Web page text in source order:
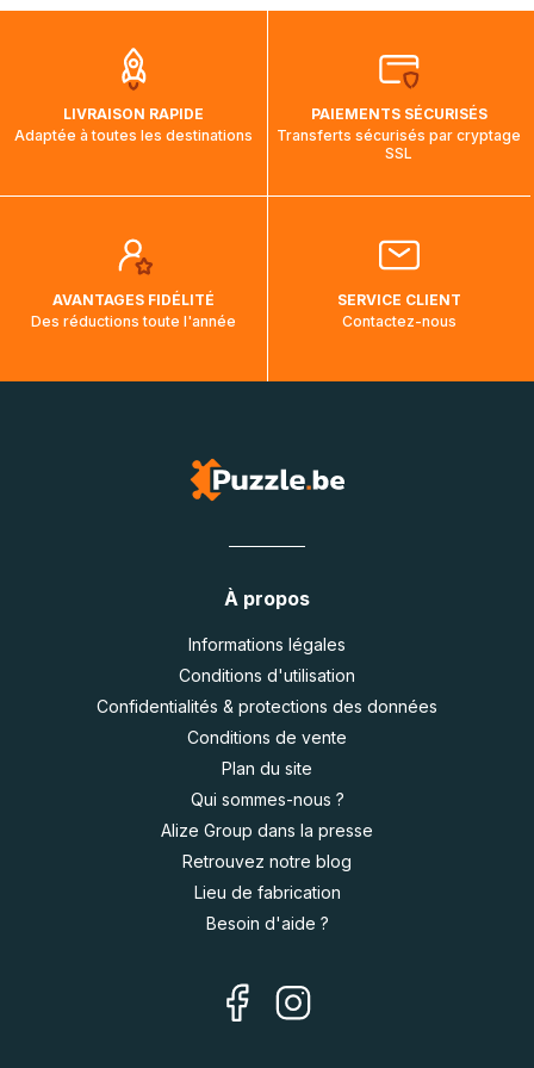
aura touché terre.
LIVRAISON RAPIDE
Adaptée à toutes les destinations
PAIEMENTS SÉCURISÉS
Transferts sécurisés par cryptage
SSL
AVANTAGES FIDÉLITÉ
Des réductions toute l'année
SERVICE CLIENT
Contactez-nous
À propos
Informations légales
Conditions d'utilisation
Confidentialités & protections des données
Conditions de vente
Plan du site
Qui sommes-nous ?
Alize Group dans la presse
Retrouvez notre blog
Lieu de fabrication
Besoin d'aide ?